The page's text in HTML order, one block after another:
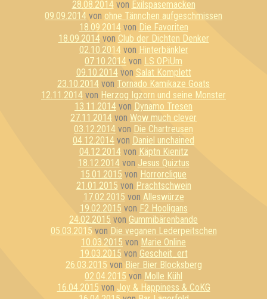
28.08.2014von Exilspasemacken
09.09.2014 von ohne Tännchen aufgeschmissen
18.09.2014von Die Favoriten
18.09.2014von Club der Dichten Denker
02.10.2014von Hinterbänkler
07.10.2014 von LS OPiUm
09.10.2014von Salat Komplett
23.10.2014 von Tornado Kamikaze Goats
12.11.2014 von Herzog Igzorn und seine Monster
13.11.2014 von Dynamo Tresen
27.11.2014 von Wow much clever
03.12.2014 von Die Chartreusen
04.12.2014 von Daniel unchained
04.12.2014von Käptn Kienitz
18.12.2014von Jesus Quiztus
15.01.2015 von Horrorclique
21.01.2015 von Prachtschwein
17.02.2015 von Alleswürze
19.02.2015 von F2 Hooligans
24.02.2015 von Gummibärenbande
05.03.2015 von Die veganen Lederpeitschen
10.03.2015 von Marie Online
19.03.2015 von Gescheit_ert
26.03.2015 von Bier Bier Blocksberg
02.04.2015 von Molle Kühl
16.04.2015 von Joy & Happiness & CoKG